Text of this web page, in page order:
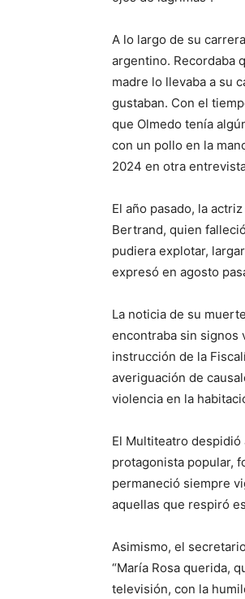
A lo largo de su
argentino. Recordaba
madre lo llevaba a su
gustaban. Con el
que Olmedo tenía
con un pollo en la
2024 en otra
El año pasado, la
Bertrand, quien
pudiera explotar,
expresó en agosto
La noticia de su
encontraba sin signos
instrucción de la
averiguación de
violencia en la
El Multiteatro despidió
protagonista popular,
permaneció siempre
aquellas que respiró
Asimismo, el
“María Rosa querida,
televisión, con la